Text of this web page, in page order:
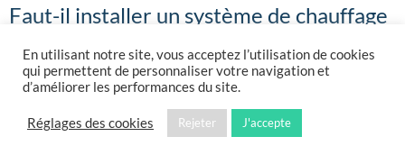
Faut-il installer un système de chauffage
Paris ?
Et le chauffage au bois ? Est-il intéressant ? Quels sont
ses avantages et ses inconvénients comparés à ceux de
En utilisant notre site, vous acceptez l’utilisation de cookies
qui permettent de personnaliser votre navigation et
d’améliorer les performances du site.
Réglages des cookies Rejeter J'accepte